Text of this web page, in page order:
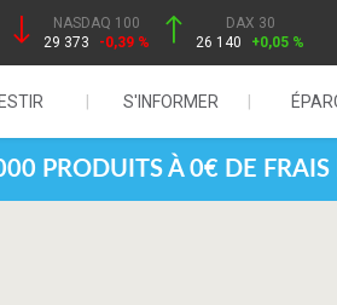
NASDAQ 100
29 373
-0,39 %
DAX 30
26 140
+0,05 %
S'INFORMER
PRODUITS À 0€ DE FRAIS